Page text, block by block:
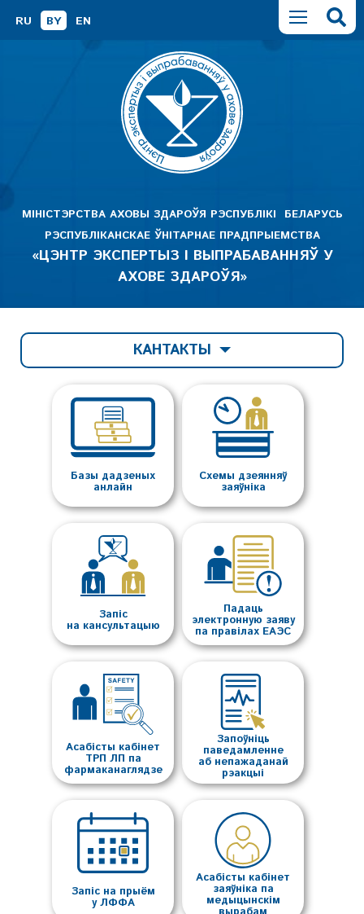
RU BY EN
МІНІСТЭРСТВА АХОВЫ ЗДАРОЎЯ РЭСПУБЛІКІ БЕЛАРУСЬ
РЭСПУБЛІКАНСКАЕ ЎНІТАРНАЕ ПРАДПРЫЕМСТВА
«ЦЭНТР ЭКСПЕРТЫЗ І ВЫПРАБАВАННЯЎ У
АХОВЕ ЗДАРОЎЯ»
КАНТАКТЫ
Базы дадзеных
анлайн
Схемы дзеянняў
заяўніка
Запіс
на кансультацыю
Падаць
электронную заяву
па правілах ЕАЭС
Асабісты кабінет
ТРП ЛП па
фармаканаглядзе
Запоўніць
паведамленне
аб непажаданай
рэакцыі
Запіс на прыём
у ЛФФА
Асабісты кабінет
заяўніка па
медыцынскім